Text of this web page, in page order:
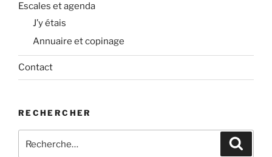
Escales et agenda
J’y étais
Annuaire et copinage
Contact
RECHERCHER
pour